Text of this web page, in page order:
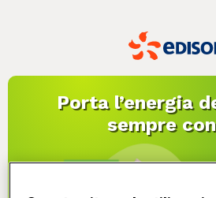
Porta l’energia
sempre